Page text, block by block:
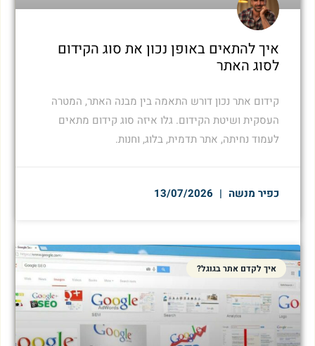
איך להתאים באופן נכון את סוג הקידום
לסוג האתר
קידום אתר נכון דורש התאמה בין מבנה האתר, המטרה
העסקית ושיטת הקידום. גלו איזה סוג קידום מתאים
לעמוד נחיתה, אתר תדמית, בלוג, וחנות.
כפיר מנשה
איך לקדם אתר בגוגל?